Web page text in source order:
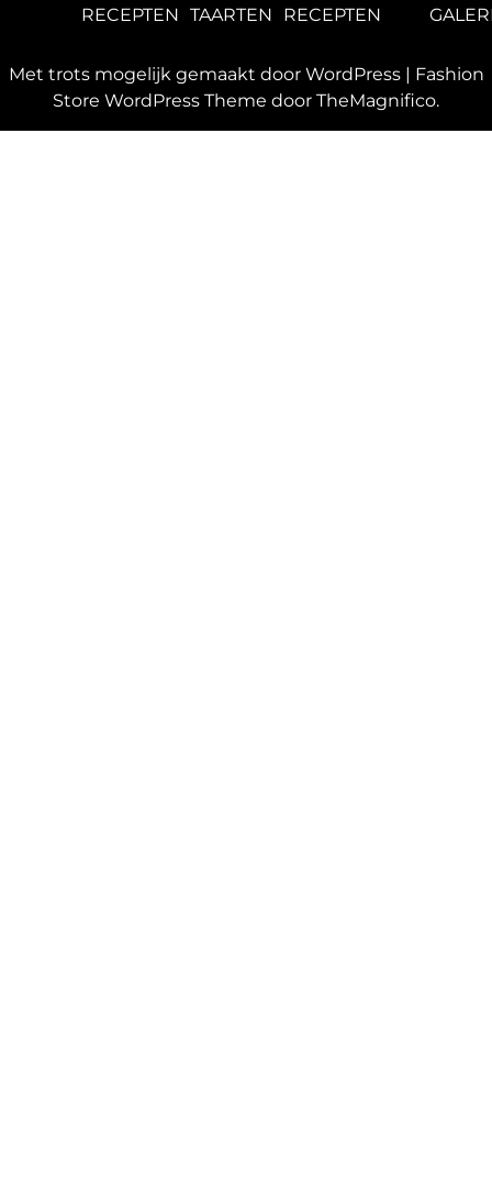
RECEPTEN TAARTEN
RECEPTEN
Met trots mogelijk gemaakt door WordPress | Fashion
Store WordPress Theme door TheMagnifico.